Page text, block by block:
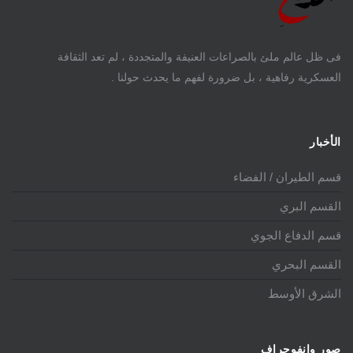
فى ظل عالم ملئ بالصراعات العنيفة والمتجددة ، لم تعد الثقافة
العسكرية رفاهية ، بل ضرورة لفهم ما يحدث حولنا .
الأخبار
قسم الطيران / الفضاء
القسم البري
قسم الدفاع الجوي
القسم البحري
الشرق الأوسط
صور وانفوجراف